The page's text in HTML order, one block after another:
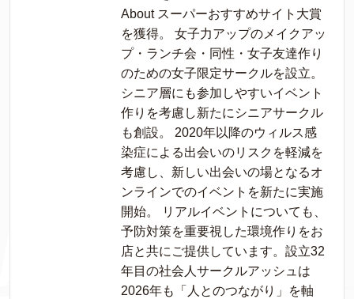
About スーパーおすすめサイト大賞
を獲得。 女子力アップのメイクアッ
プ・ランチ会・同性・女子友達作り
のための女子限定サークルを設立。
シニア層にも参加しやすいイベント
作りを考慮し新たにシニアサークル
も創設。 2020年以降のウィルス感
染症による出会いのリスクを軽減を
考慮し、新しい出会いの場となるオ
ンラインでのイベントを新たに実施
開始。 リアルイベントについても、
予防対策を重要視した環境作りをお
店と共にご提供しています。設立32
年目の社会人サークルアッシュは
2026年も「人とのつながり」を軸